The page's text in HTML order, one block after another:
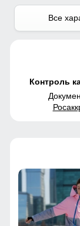
Все
Контроль